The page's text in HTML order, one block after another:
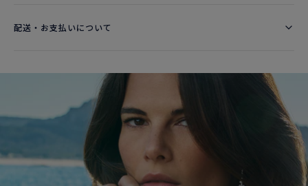
配送・お支払いについて